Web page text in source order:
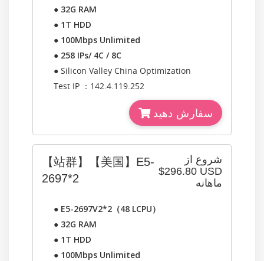
● 32G RAM
● 1T HDD
● 100Mbps Unlimited
● 258 IPs/ 4C / 8C
● Silicon Valley China Optimization
Test IP ：142.4.119.252
سفارش دهید
شروع از
$296.80 USD
ماهانه
【站群】【美国】E5-
2697*2
● E5-2697V2*2（48 LCPU）
● 32G RAM
● 1T HDD
● 100Mbps Unlimited